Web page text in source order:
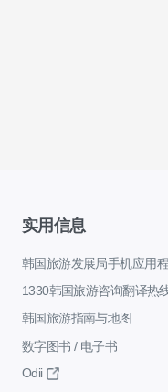
实用信息
韩国旅游发展局手机应用
1330韩国旅游咨询翻译热
韩国旅游指南与地图
数字图书 / 电子书
Odii